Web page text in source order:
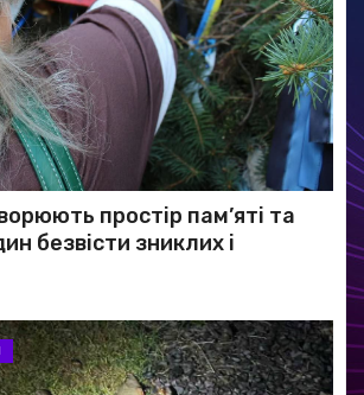
простір пам’яті та
безвісти зниклих і